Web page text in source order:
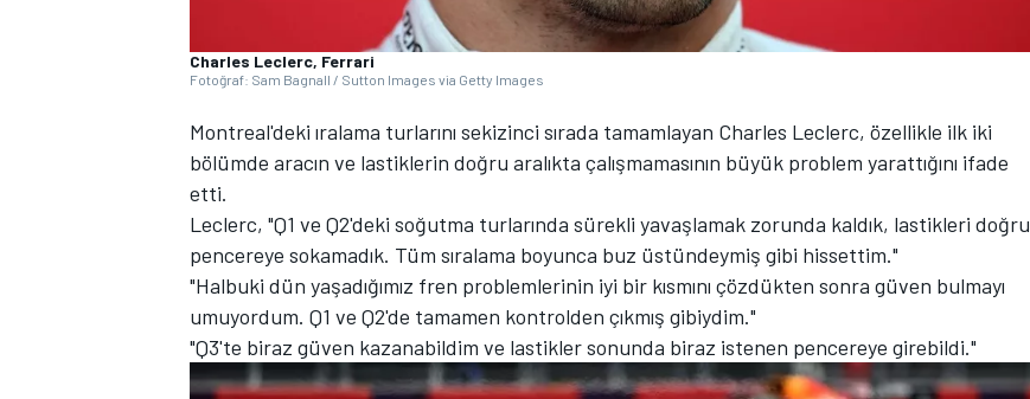
Charles Leclerc, Ferrari
Fotoğraf: Sam Bagnall / Sutton Images via Getty Images
Montreal'deki ıralama turlarını sekizinci sırada tamamlayan Charles Leclerc, özellikle ilk iki
bölümde aracın ve lastiklerin doğru aralıkta çalışmamasının büyük problem yarattığını ifade
etti.
Leclerc, "Q1 ve Q2'deki soğutma turlarında sürekli yavaşlamak zorunda kaldık, lastikleri doğru
pencereye sokamadık. Tüm sıralama boyunca buz üstündeymiş gibi hissettim."
"Halbuki dün yaşadığımız fren problemlerinin iyi bir kısmını çözdükten sonra güven bulmayı
umuyordum. Q1 ve Q2'de tamamen kontrolden çıkmış gibiydim."
"Q3'te biraz güven kazanabildim ve lastikler sonunda biraz istenen pencereye girebildi."